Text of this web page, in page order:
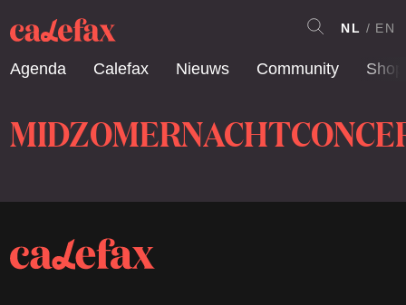
Agenda Calefax Nieuws Community Shop
NL EN